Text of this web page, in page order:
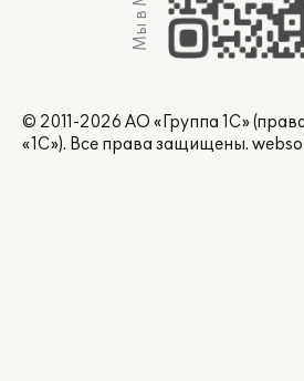
© 2011-2026 АО «Группа 1С»
«1С»). Все права защищены.